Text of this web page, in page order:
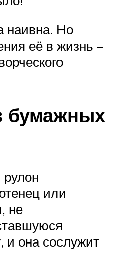
наивна. Но
её в жизнь –
бумажных
рулон
или
не
и она сослужит